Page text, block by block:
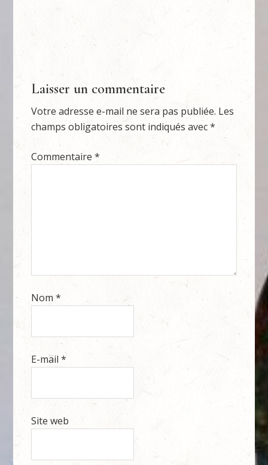
Laisser un commentaire
Votre adresse e-mail ne sera pas publiée. Les
champs obligatoires sont indiqués avec*
Commentaire*
Nom*
E-mail*
Site web